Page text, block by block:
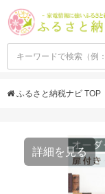
ふるさと納税ナビ TOP
詳細を見る